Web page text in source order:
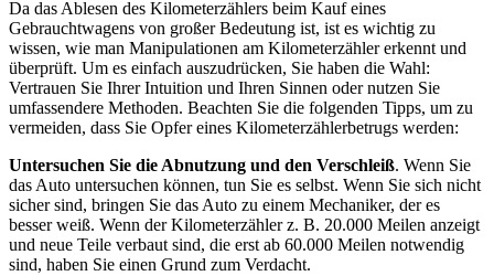
Da das Ablesen des Kilometerzählers beim Kauf eines
Gebrauchtwagens von großer Bedeutung ist, ist es wichtig zu
wissen, wie man Manipulationen am Kilometerzähler erkennt und
überprüft. Um es einfach auszudrücken, Sie haben die Wahl:
Vertrauen Sie Ihrer Intuition und Ihren Sinnen oder nutzen Sie
umfassendere Methoden. Beachten Sie die folgenden Tipps, um zu
vermeiden, dass Sie Opfer eines Kilometerzählerbetrugs werden:
Untersuchen Sie die Abnutzung und den Verschleiß. Wenn Sie
das Auto untersuchen können, tun Sie es selbst. Wenn Sie sich nicht
sicher sind, bringen Sie das Auto zu einem Mechaniker, der es
besser weiß. Wenn der Kilometerzähler z. B. 20.000 Meilen anzeigt
und neue Teile verbaut sind, die erst ab 60.000 Meilen notwendig
sind, haben Sie einen Grund zum Verdacht.